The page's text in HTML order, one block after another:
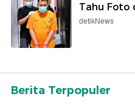
Tahu Foto
detikNews
Berita Terpopuler